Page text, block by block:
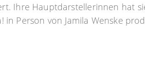
Ihre Hauptdarstellerinnen hat
Person von Jamila Wenske